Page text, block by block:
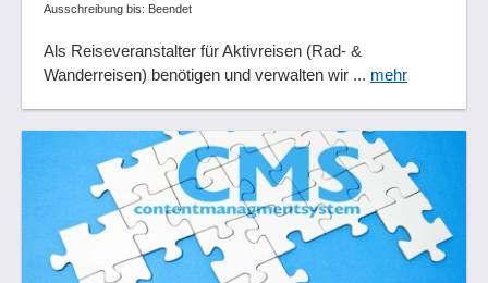
Ausschreibung bis: Beendet
Als Reiseveranstalter für Aktivreisen (Rad- &
Wanderreisen) benötigen und verwalten wir ... mehr